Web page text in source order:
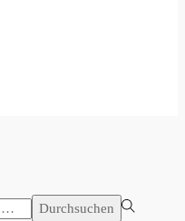
Durchsuchen